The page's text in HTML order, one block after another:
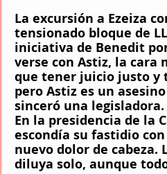
La excursión a Ezeiza
tensionado bloque de
iniciativa de Benedit
verse con Astiz, la cara
que tener juicio justo y
pero Astiz es un
sinceró una legisladora.
En la presidencia de la
escondía su fastidio
nuevo dolor de cabeza.
diluya solo, aunque